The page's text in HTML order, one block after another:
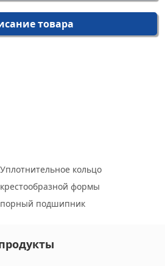
товара
Уплотнительное кольцо
крестообразной формы
подшипник